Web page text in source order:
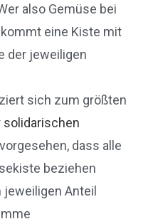
also Gemüse bei
eine Kiste mit
der jeweiligen
sich zum größten
solidarischen
dass alle
beziehen
jeweiligen Anteil